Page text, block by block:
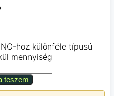
hoz különféle típusú
mennyiség
teszem